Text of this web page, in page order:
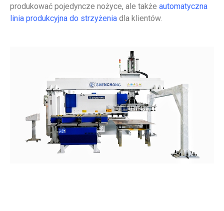
produkować pojedyncze nożyce, ale także automatyczna
linia produkcyjna do strzyżenia dla klientów.